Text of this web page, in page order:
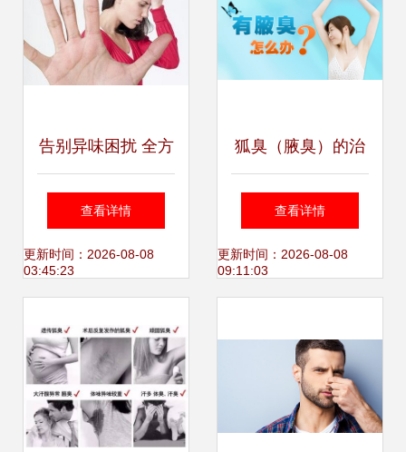
告别异味困扰 全方
位解析狐臭治疗方
法与日常管理
查看详情
更新时间：2026-08-08
03:45:23
狐臭（腋臭）的治
疗方法全解析 从日
常管理到医疗干预
查看详情
更新时间：2026-08-08
09:11:03